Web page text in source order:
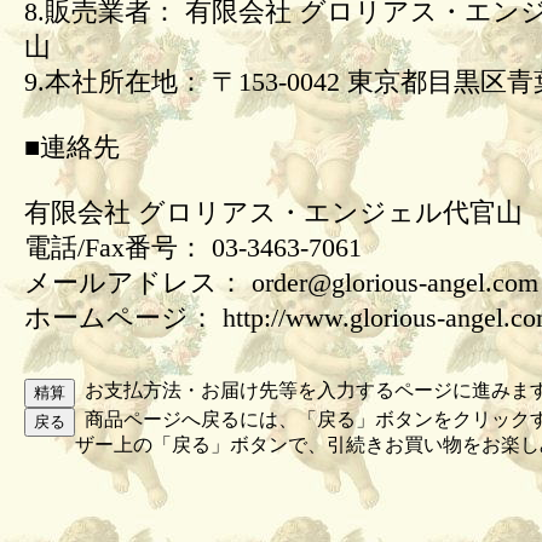
8.販売業者： 有限会社 グロリアス・エン
山
9.本社所在地： 〒153-0042 東京都目黒区青
■連絡先
有限会社 グロリアス・エンジェル代官山
電話/Fax番号： 03-3463-7061
メールアドレス： order@glorious-angel.com
ホームページ： http://www.glorious-
お支払方法・お届け先等を入力するページに進みま
商品ページへ戻るには、「戻る」ボタンをクリック
ザー上の「戻る」ボタンで、引続きお買い物をお楽